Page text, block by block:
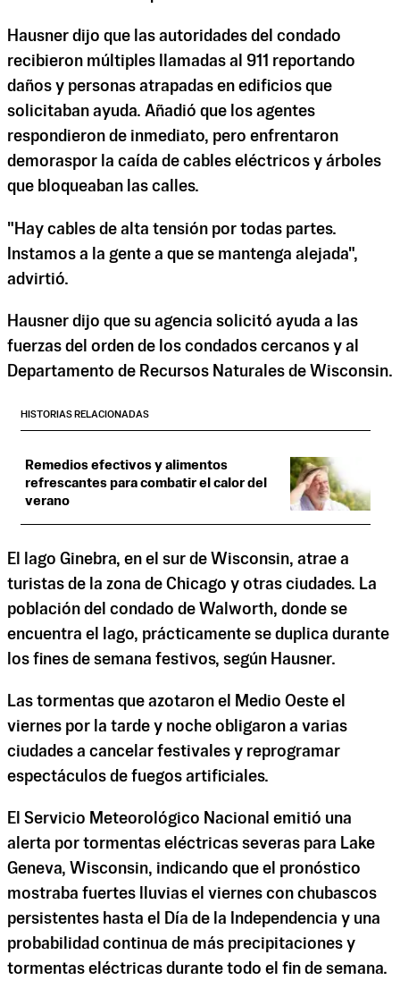
Hausner dijo que las autoridades del condado
recibieron múltiples llamadas al 911 reportando
daños y personas atrapadas en edificios que
solicitaban ayuda. Añadió que los agentes
respondieron de inmediato, pero enfrentaron
demoras​​por la caída de cables eléctricos y árboles
que bloqueaban las calles.
"Hay cables de alta tensión por todas partes.
Instamos a la gente a que se mantenga alejada",
advirtió.
Hausner dijo que su agencia solicitó ayuda a las
fuerzas del orden de los condados cercanos y al
Departamento de Recursos Naturales de Wisconsin.
HISTORIAS RELACIONADAS
Remedios efectivos y alimentos
refrescantes para combatir el calor del
verano
El lago Ginebra, en el sur de Wisconsin, atrae a
turistas de la zona de Chicago y otras ciudades. La
población del condado de Walworth, donde se
encuentra el lago, prácticamente se duplica durante
los fines de semana festivos, según Hausner.
Las tormentas que azotaron el Medio Oeste el
viernes por la tarde y noche obligaron a varias
ciudades a cancelar festivales y reprogramar
espectáculos de fuegos artificiales.
El Servicio Meteorológico Nacional emitió una
alerta por tormentas eléctricas severas para Lake
Geneva, Wisconsin, indicando que el pronóstico
mostraba fuertes lluvias el viernes con chubascos
persistentes hasta el Día de la Independencia y una
probabilidad continua de más precipitaciones y
tormentas eléctricas durante todo el fin de semana.